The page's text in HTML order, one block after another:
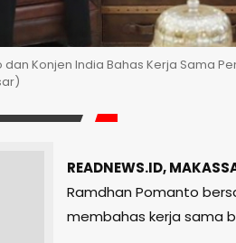
dan Konjen India Bahas Kerja Sama
READNEWS.ID,
Ramdhan Pomanto
membahas kerja sama